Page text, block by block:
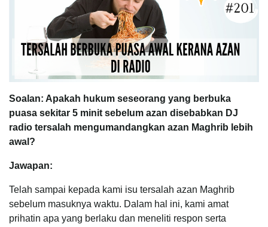
Soalan: Apakah hukum seseorang yang berbuka
puasa sekitar 5 minit sebelum azan disebabkan DJ
radio tersalah mengumandangkan azan Maghrib lebih
awal?
Jawapan:
Telah sampai kepada kami isu tersalah azan Maghrib
sebelum masuknya waktu. Dalam hal ini, kami amat
prihatin apa yang berlaku dan meneliti respon serta